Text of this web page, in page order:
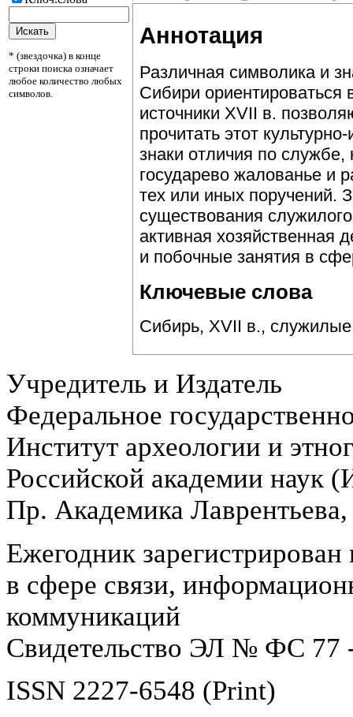
* (звездочка) в конце
строки поиска означает
любое количество любых
символов.
Аннотация
Различная символика и
Сибири
источники XVII в.
прочитать этот
знаки отличия по
государево жалованье и
тех или иных поручений.
существования
активная хозяйственная
и побочные занятия в
Ключевые слова
Сибирь, XVII в.,
Учредитель и Издатель
Федеральное
Институт археологии и
Российской академии
Пр. Академика
Ежегодник
в сфере связи,
коммуникаций
Свидетельство ЭЛ № ФС 77
ISSN 2227-6548 (Print)